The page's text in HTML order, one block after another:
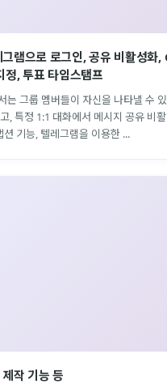
램으로 로그인, 공유 비활성화,
정, 투표 타임스탬프
는 그룹 멤버들이 자신을 나타낼 수
, 특정 1:1 대화에서 메시지 공유 비
션 기능, 텔레그램을 이용한 ...
작 기능 등